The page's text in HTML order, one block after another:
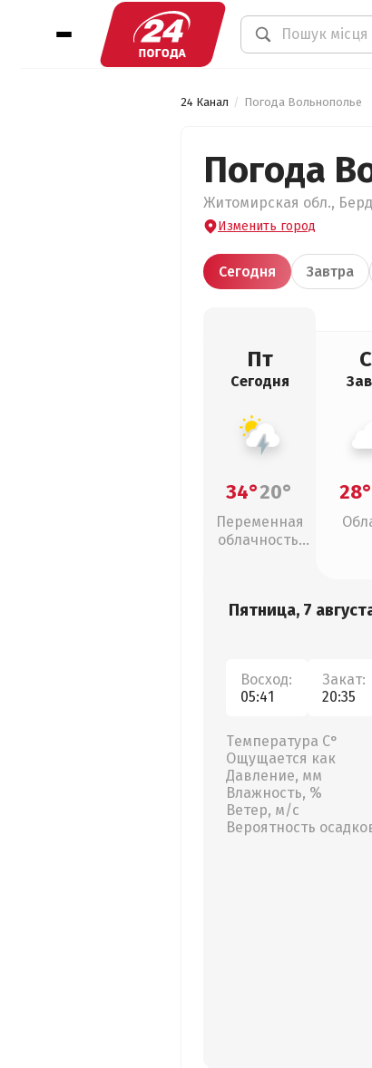
24 Канал Погода Вольнополье
Погода
Житомирская обл.,
Изменить город
Сегодня Завтра
Пт
Сегодня
34°20°
Переменная
облачность,
28°
Пятница, 7
Восход:
05:41
Закат:
20:35
Температура С°
Ощущается как
Давление, мм
Влажность, %
Ветер, м/с
Вероятность